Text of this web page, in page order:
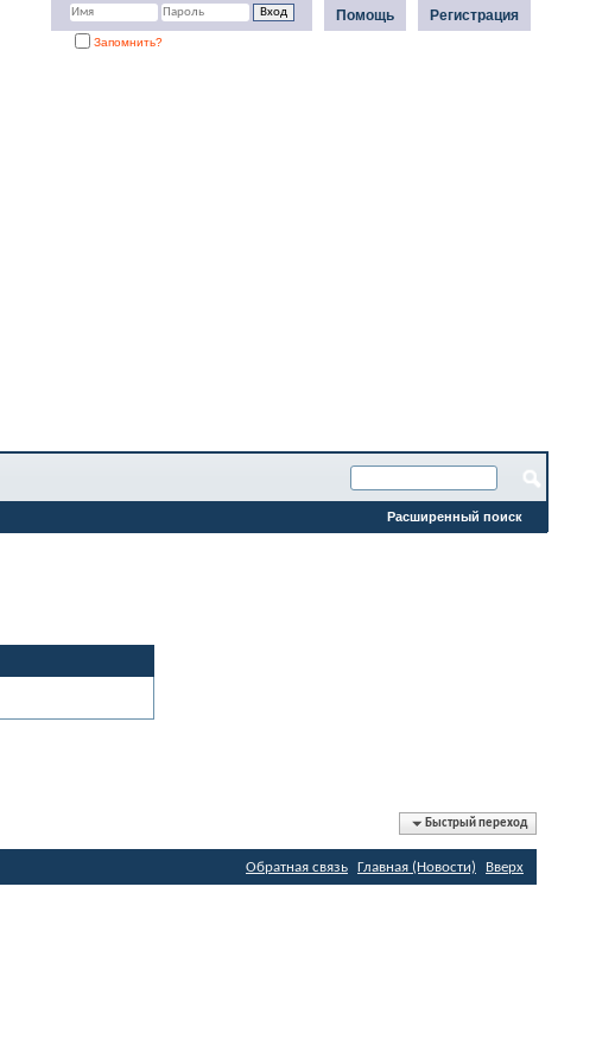
Регистрация
Помощь
Запомнить?
Расширенный поиск
Быстрый переход
Обратная связь Главная (Новости) Вверх